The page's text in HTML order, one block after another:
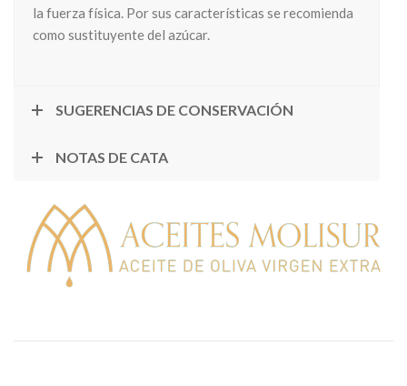
la fuerza física. Por sus características se recomienda
como sustituyente del azúcar.
SUGERENCIAS DE CONSERVACIÓN
NOTAS DE CATA